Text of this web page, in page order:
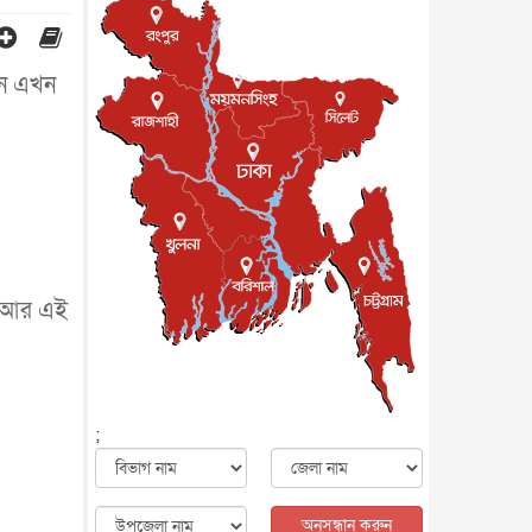
এখন
আর এই
পাকিস্তান-তুরস্কের সঙ্গে প্রতিরক্ষা
চুক্তি সৌদি আরবকে কতটা ন...
আন্তর্জাতিক ৮ আগস্ট, ২০২৬
যুক্তরাজ্যে গ্রুমিং কেলেঙ্কারি :
পাকিস্তানির অপরাধে অস্বস্তি...
আন্তর্জাতিক
বিরোধ কাটিয়ে কূটনৈতিক সম্পর্ক
পুনঃস্থাপন করছে মেক্সিকো ও
পের...আন্তর্জাতিক ৮ আগস্ট, ২০২৬
এবার ওটিটিতে মুক্তি পেল ‘মালিক’
বিনোদন ৮ আগস্ট, ২০২৬
রিয়ালকে ‘না’ বলা রদ্রির জন্য
বার্সার কাছে কত চাইল ম্যানসিটি
শিল্পকলায় চলচ্চিত্র উৎসব, বিনা
মূল্যে দেখা যাবে ৬ সিনেমা
বিনোদন
;
অনুসন্ধান করুন